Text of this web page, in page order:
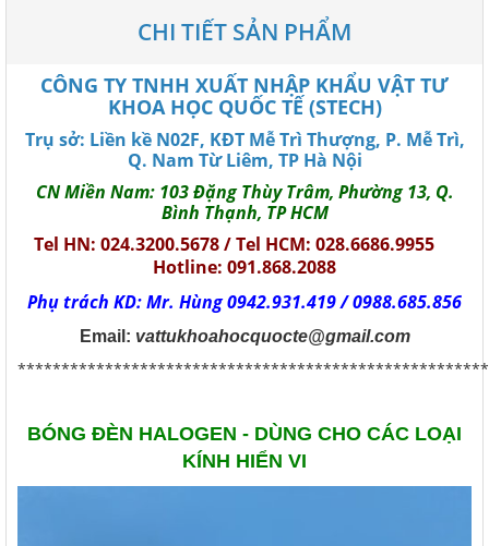
CHI TIẾT SẢN PHẨM
CÔNG TY TNHH XUẤT NHẬP KHẨU VẬT TƯ
KHOA HỌC QUỐC TẾ (STECH)
Trụ sở: Liền kề N02F, KĐT Mễ Trì Thượng, P. Mễ Trì,
Q. Nam Từ Liêm, TP Hà Nội
CN Miền Nam: 103 Đặng Thùy Trâm, Phường 13, Q.
Bình Thạnh, TP HCM
Tel HN: 024.3200.5678 / Tel HCM: 028.6686.9955
Hotline: 091.868.2088
Phụ trách KD: Mr. Hùng 0942.931.419 / 0988.685.856
Email: vattukhoahocquocte@gmail.com
BÓNG ĐÈN HALOGEN - DÙNG CHO CÁC LOẠI
KÍNH HIỂN VI